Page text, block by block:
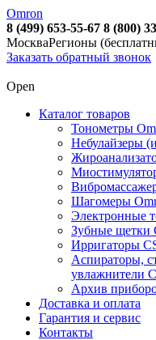
Omron
8 (499) 653-55-67 8 (800)
МоскваРегионы
Заказать обратный звонок
Open
Каталог товаров
Тонометры
Небулайзеры
Шагомеры
Электронные
Зубные щетки
Ирригаторы
Аспираторы,
увлажнители
Архив
Доставка и оплата
Гарантия и сервис
Контакты